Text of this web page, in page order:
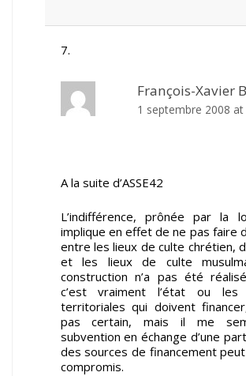
François-Xavier
1 septembre 2008 at
A la suite d’ASSE42
L’indifférence, prônée par la
implique en effet de ne pas faire
entre les lieux de culte chrétien,
et les lieux de culte
construction n’a pas été
c’est vraiment l’état ou les
territoriales qui doivent
pas certain, mais il me
subvention en échange d’une
des sources de financement
compromis.